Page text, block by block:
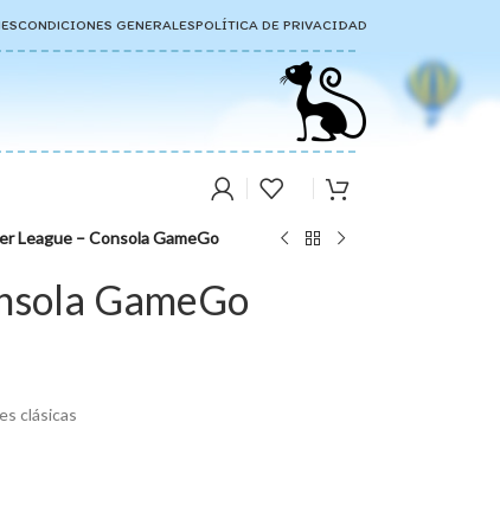
CONDICIONES GENERALESPOLÍTICA DE PRIVACIDAD
League – Consola GameGo
GameGo
clásicas